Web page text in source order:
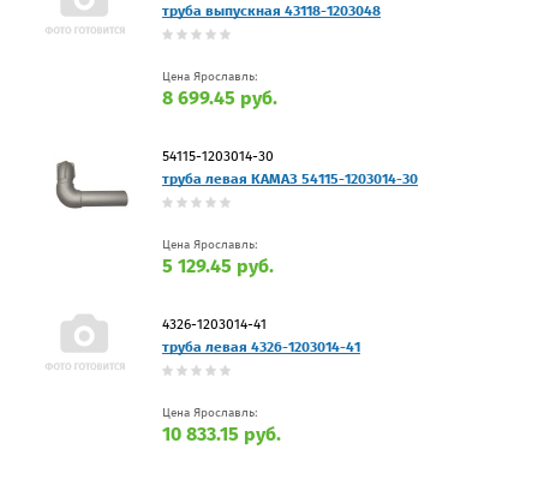
труба выпускная 43118-1203048
Цена Ярославль:
8 699.45 руб.
54115-1203014-30
труба левая КАМАЗ 54115-1203014-30
Цена Ярославль:
5 129.45 руб.
4326-1203014-41
труба левая 4326-1203014-41
Цена Ярославль:
10 833.15 руб.